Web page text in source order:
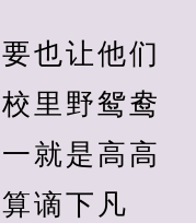
也让他们
里野鸳鸯
就是高高
谪下凡